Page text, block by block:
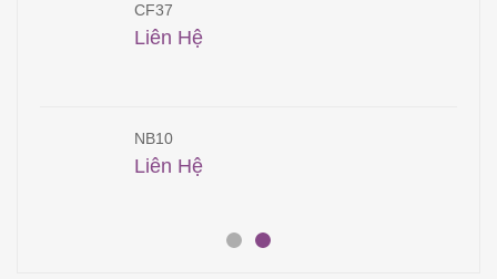
CF37
Liên Hệ
NB10
Liên Hệ